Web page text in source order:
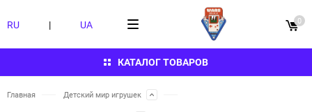
КАТАЛОГ ТОВАРОВ
RU | UA 0
Главная Детский мир игрушек